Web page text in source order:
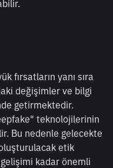
fırsatların yanı sıra
değişimler ve bilgi
getirmektedir.
teknolojilerinin
Bu nedenle gelecekte
etik
kadar önemli